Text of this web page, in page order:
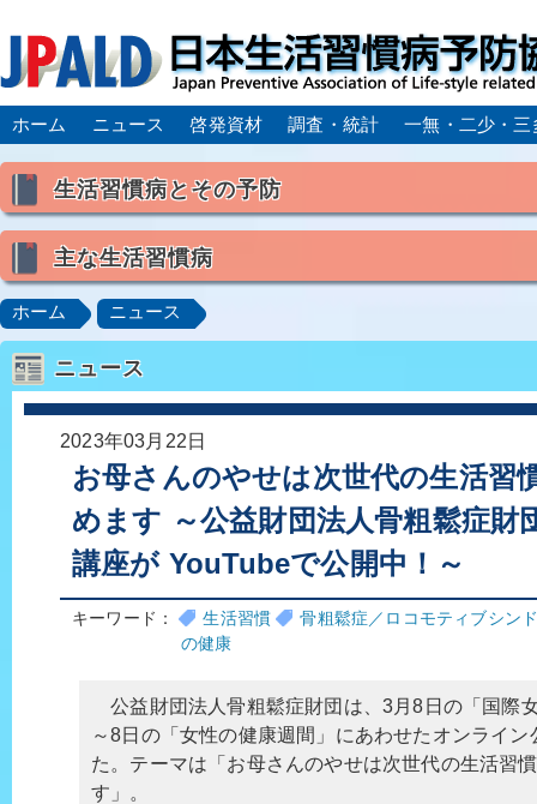
ホーム ニュース 啓発資材 調査・統計 一無・二少・三
生活習慣病とその予防
喫煙
食生活
主な生活習慣病
高血圧 脂質異常症（高脂血症）
肥満症／メタボリックシンドローム
動脈硬化
心
脂肪肝／NAFLD／NASH
ロコモティブシンドローム／サルコペニア／フレイル
ホーム ニュース
ニュース
2023年03月22日
お母さんのやせは次世代の生活習
めます ～公益財団法人骨粗鬆症財
講座が YouTubeで公開中！～
キーワード： 生活習慣
骨粗鬆症／ロコモティブシン
の健康
公益財団法人骨粗鬆症財団は、3月8日の「国際
～8日の「女性の健康週間」にあわせたオンライ
た。テーマは「お母さんのやせは次世代の生活習
す」。